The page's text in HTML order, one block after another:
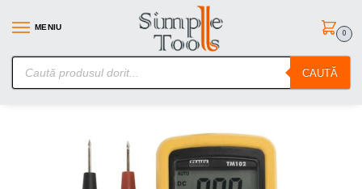
MENIU
CAUTĂ
0
SimpleTools.ro – Gasesti orice – Comanzi simplu
Prima pagină
Scule de mana Instrumente de masura Multimetru digital, carcasa rezistenta la socuri